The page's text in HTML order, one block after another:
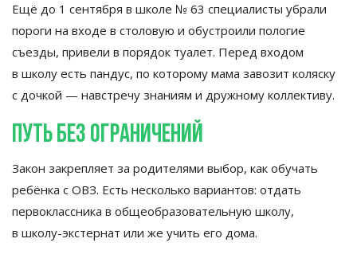
Ещё до 1 сентября в школе № 63 специалисты убрали
пороги на входе в столовую и обустроили пологие
съезды, привели в порядок туалет. Перед входом
в школу есть пандус, по которому мама завозит коляску
с дочкой — навстречу знаниям и дружному коллективу.
Путь без ограничений
Закон закрепляет за родителями выбор, как обучать
ребёнка с ОВЗ. Есть несколько вариантов: отдать
первоклассника в общеобразовательную школу,
в школу-экстернат или же учить его дома.